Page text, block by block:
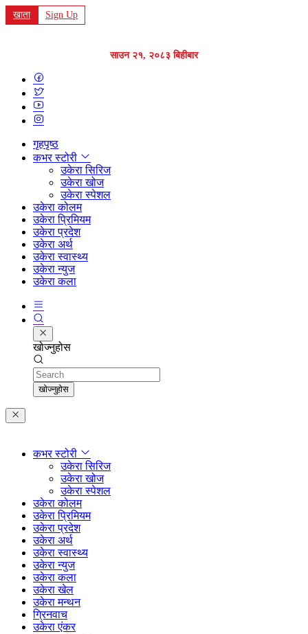
खाता Sign Up
साउन २१, २०८३ बिहीबार
गृहपृष्ठ
कभर स्टोरी
उकेरा सिरिज
उकेरा खोज
उकेरा स्पेशल
उकेरा कोलम
उकेरा प्रिमियम
उकेरा प्रदेश
उकेरा अर्थ
उकेरा स्वास्थ्य
उकेरा न्युज
उकेरा कला
खोज्नुहोस
Search
खोज्नुहोस
कभर स्टोरी
उकेरा सिरिज
उकेरा खोज
उकेरा स्पेशल
उकेरा कोलम
उकेरा प्रिमियम
उकेरा प्रदेश
उकेरा अर्थ
उकेरा स्वास्थ्य
उकेरा न्युज
उकेरा कला
उकेरा खेल
उकेरा मन्थन
ग्रिनवाच
उकेरा एंकर